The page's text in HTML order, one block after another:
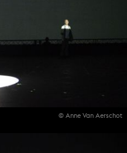
© Anne Van Aerschot